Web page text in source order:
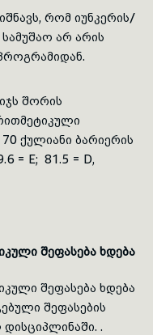
რომ იუნკერის/
არ არის
შორის
ქულიანი ბარიერის
= E; 81.5 = D,
შეფასება ხდება
შეფასება ხდება
შეფასების
.